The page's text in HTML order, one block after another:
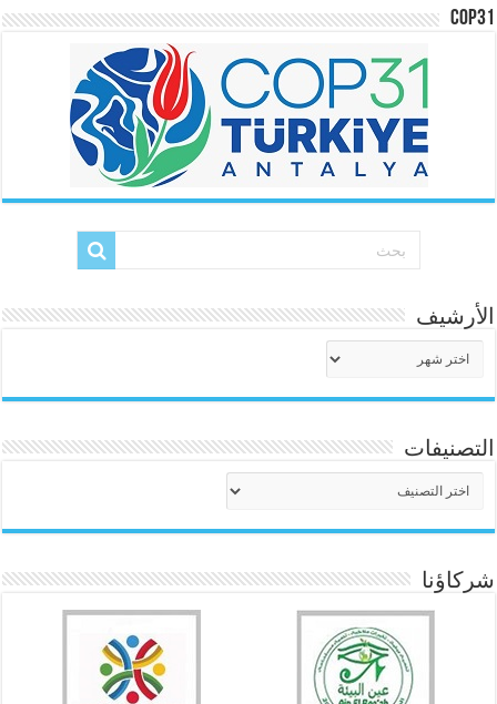
COP31
الأرشيف
التصنيفات
شركاؤنا